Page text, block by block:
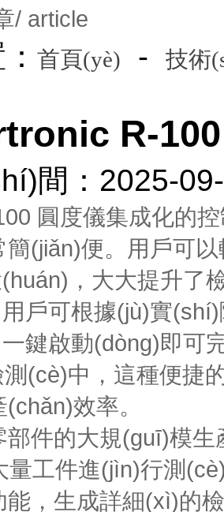
/ article
首頁(yè) - 技術
R-
間：
圓度儀集成化的
(jiǎn)便。用戶
，大大提升了
，用戶可根據(jù)實
鍵啟動(dòng)即可
(cè)中，這種
效率。
件的大規(guī)模生
工件進(jìn)行測
，生成詳細(xì)的檢